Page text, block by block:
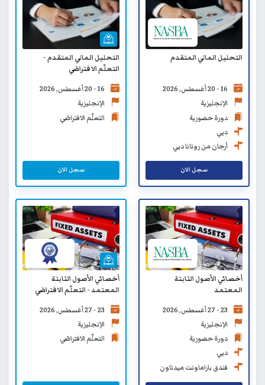
التحليل المالي المتقدم
16 - 20 أغسطس, 2026
الإنجليزية
دورة حضورية
دبي
أرجان من روتانا دبي
سجل الان
التحليل المالي المتقدم -
التعلّم الافتراضي
16 - 20 أغسطس, 2026
الإنجليزية
التعلّم الافتراضي
سجل الان
أخصائي الأصول الثابتة
المعتمد
23 - 27 أغسطس, 2026
الإنجليزية
دورة حضورية
دبي
فندق باراماونت ميدتاون
أخصائي الأصول الثابتة
المعتمد - التعلّم الافتراضي
23 - 27 أغسطس, 2026
الإنجليزية
التعلّم الافتراضي